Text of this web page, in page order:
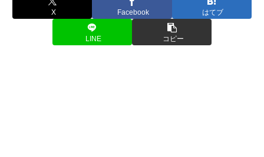
X Facebook はてブ
LINE コピー